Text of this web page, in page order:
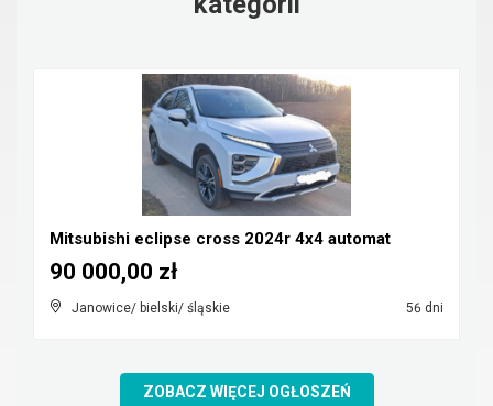
Mitsubishi eclipse cross 2024r 4x4 automat
Janowice/ bielski/ śląskie 56 dni
90 000,00 zł
ZOBACZ WIĘCEJ OGŁOSZEŃ